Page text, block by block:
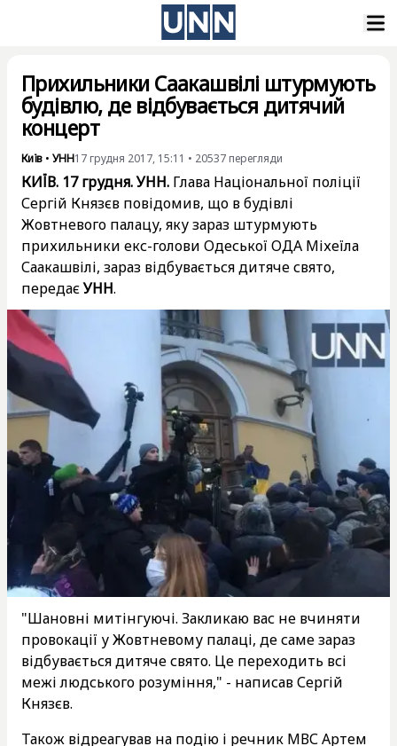
Прихильники Саакашвілі штурмують
будівлю, де відбувається дитячий
концерт
Київ • УНН17 грудня 2017, 15:11 • 20537 перегляди
КИЇВ. 17 грудня. УНН. Глава Національної поліції
Сергій Князєв повідомив, що в будівлі
Жовтневого палацу, яку зараз штурмують
прихильники екс-голови Одеської ОДА Міхеїла
Саакашвілі, зараз відбувається дитяче свято,
передаєУНН.
"Шановні митінгуючі. Закликаю вас не вчиняти
провокації у Жовтневому палаці, де саме зараз
відбувається дитяче свято. Це переходить всі
межі людського розуміння," - написав Сергій
Князєв.
Також відреагував на подію і речник МВС Артем